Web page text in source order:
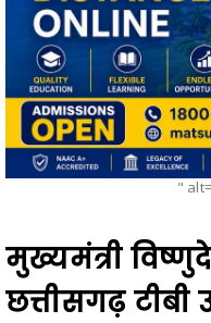
"
मुख्यमंत्री
छत्तीसगढ़